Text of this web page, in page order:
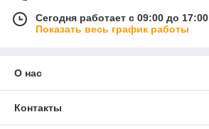
Сегодня работает с 09:00 до 17:00
Показать весь график работы
О нас
Контакты